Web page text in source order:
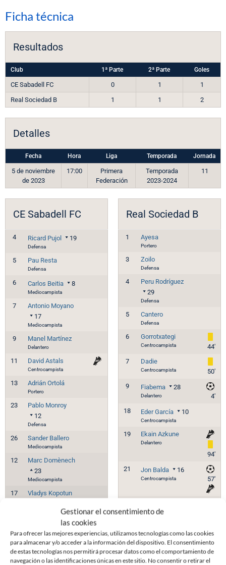
Gestionar el consentimiento de
las cookies
Para ofrecer las mejores experiencias, utilizamos tecnologías como las cookies
para almacenar y/o acceder a la información del dispositivo. El consentimiento
de estas tecnologías nos permitirá procesar datos como el comportamiento de
navegación o las identificaciones únicas en este sitio. No consentir o retirar el
Ficha técnica
Resultados
Club 1ª Parte 2ª Parte Goles
CE Sabadell FC 0 1
1
Real Sociedad B
1 1 2
Detalles
Fecha Hora Liga Temporada Jornada
5 de noviembre
de 2023
17:00
Primera
Federación
Temporada
2023-2024
11
CE Sabadell FC
4 Ricard Pujol 19
Defensa
5 Pau Resta
Defensa
6 Carlos Beitia 8
Mediocampista
7
Antonio Moyano
17
Mediocampista
9 Manel Martínez
Delantero
11 David Astals
Centrocampista
13 Adrián Ortolá
Portero
23
Pablo Monroy
12
Defensa
26 Sander Ballero
Mediocampista
12
Marc Domènech
23
Mediocampista
17
Vladys Kopotun
Nando García
4
Mediocampista
8 Alex Gualda 6
Real Sociedad B
1 Ayesa
Portero
3 Zoilo
Defensa
4
Peru Rodríguez
29
Defensa
5 Cantero
Defensa
6 Gorrotxategi
Centrocampista
44'
7
Dadie
Centrocampista
50'
9
Fiabema 28
Delantero
4'
18
Eder García 10
Centrocampista
19 Ekain Azkune
Delantero
94'
21
Jon Balda 16
Centrocampista 57'
Defensa
Centrocampista
16 Lebarbier 21
Centrocampista